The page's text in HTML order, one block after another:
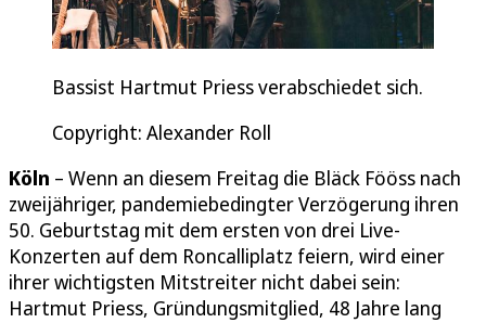
Bassist Hartmut Priess verabschiedet sich.
Copyright: Alexander Roll
Köln – Wenn an diesem Freitag die Bläck Fööss nach
zweijähriger, pandemiebedingter Verzögerung ihren
50. Geburtstag mit dem ersten von drei Live-
Konzerten auf dem Roncalliplatz feiern, wird einer
ihrer wichtigsten Mitstreiter nicht dabei sein:
Hartmut Priess, Gründungsmitglied, 48 Jahre lang